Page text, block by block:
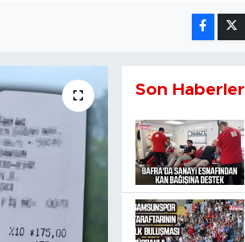
Son Haberler